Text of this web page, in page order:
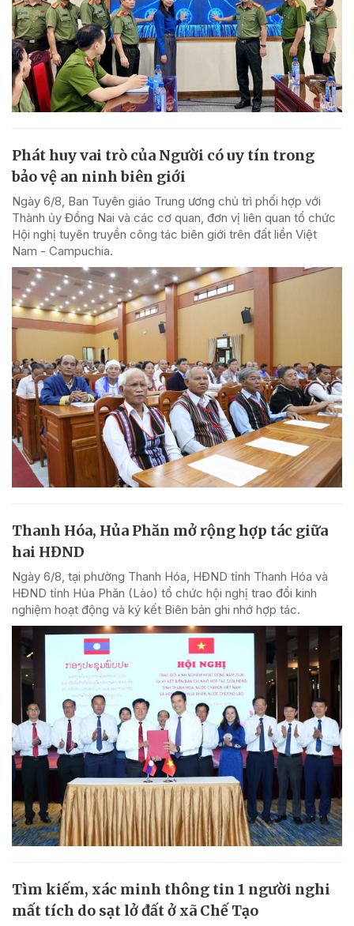
Phát huy vai trò của Người có uy tín trong
bảo vệ an ninh biên giới
Ngày 6/8, Ban Tuyên giáo Trung ương chủ trì phối hợp với
Thành ủy Đồng Nai và các cơ quan, đơn vị liên quan tổ chức
Hội nghị tuyên truyền công tác biên giới trên đất liền Việt
Nam - Campuchia.
Thanh Hóa, Hủa Phăn mở rộng hợp tác giữa
hai HĐND
Ngày 6/8, tại phường Thanh Hóa, HĐND tỉnh Thanh Hóa và
HĐND tỉnh Hủa Phăn (Lào) tổ chức hội nghị trao đổi kinh
nghiệm hoạt động và ký kết Biên bản ghi nhớ hợp tác.
Tìm kiếm, xác minh thông tin 1 người nghi
mất tích do sạt lở đất ở xã Chế Tạo